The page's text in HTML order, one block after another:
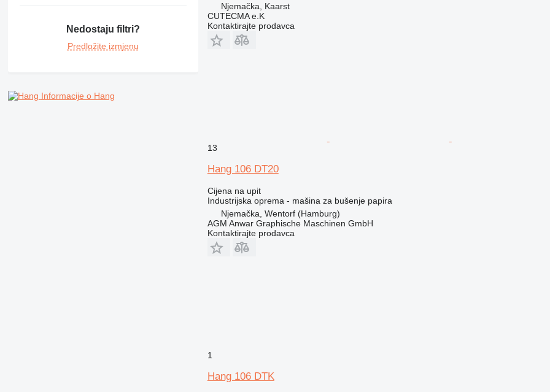
Nedostaju filtri?
Predložite izmjenu
Informacije o Hang
Njemačka, Kaarst
CUTECMA e.K
Kontaktirajte prodavca
13
Hang 106 DT20
Cijena na upit
Industrijska oprema - mašina za bušenje papira
Njemačka, Wentorf (Hamburg)
AGM Anwar Graphische Maschinen GmbH
Kontaktirajte prodavca
1
Hang 106 DTK